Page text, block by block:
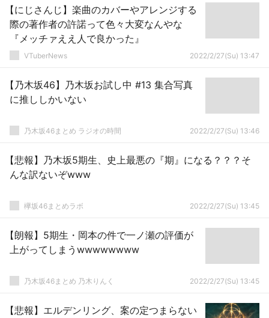
【にじさんじ】楽曲のカバーやアレンジする
際の著作者の許諾って色々大変なんやな
『メッチァええ人で良かった』
VTuberNews 2022/2/27(Su) 13:47
【乃木坂46】乃木坂お試し中 #13 集合写真
に推ししかいない
乃木坂46まとめ ラジオの時間 2022/2/27(Su) 13:46
【悲報】乃木坂5期生、史上最悪の『期』になる？？？そ
んな訳ないぞwww
欅坂46まとめラボ 2022/2/27(Su) 13:45
【朗報】5期生・岡本の件で一ノ瀬の評価が
上がってしまうwwwwwwww
乃木坂46まとめ 乃木りんく 2022/2/27(Su) 13:45
【悲報】エルデンリング、案の定つまらない